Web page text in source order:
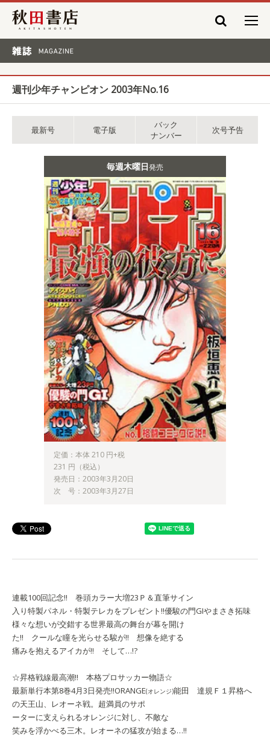
秋田書店
週刊少年チャンピオン 2003年No.16
最新号 電子版
バック
ナンバー
次号予告
毎週木曜日発売
定価：本体 210 円+税
231 円（税込）
発売日：2003年3月20日
次 号：2003年3月27日
連載100回記念!! 巻頭カラー大増23Ｐ＆直筆サイン
入り特製パネル・特製テレカをプレゼント!!優駿の門GIやまさき拓味
様々な想いが交錯する世界最高の舞台が幕を開け
た!! クールな瞳を光らせる駿が!! 想像を絶する
痛みを抱えるアイカが!! そして…!?
☆昇格戦線最高潮!! 本格プロサッカー物語☆
最新単行本第8巻4月3日発売!!ORANGE(オレンジ)能田 達規Ｆ１昇格へ
の天王山、レオーネ戦。超満員のサポ
ーターに支えられるオレンジに対し、不敵な
笑みを浮かべる三木。レオーネの猛攻が始まる…!!